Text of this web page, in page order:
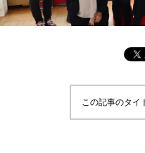
この記事のタイ